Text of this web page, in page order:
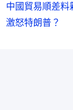
中國貿易順差
激怒特朗普？